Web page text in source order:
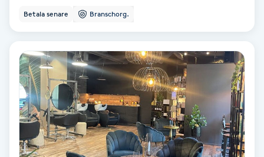
Kiropraktik
Klippning
Klippning & Slingor
Klippning ungdom
Betala senare Branschorg.